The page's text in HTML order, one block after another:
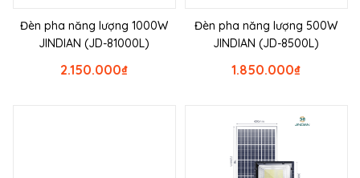
Đèn pha năng lượng 1000W
JINDIAN (JD-81000L)
₫
2.150.000
Đèn pha năng lượng 500W
JINDIAN (JD-8500L)
₫
1.850.000